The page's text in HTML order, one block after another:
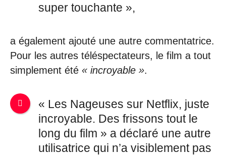
super touchante »,
a également ajouté une autre commentatrice.
Pour les autres téléspectateurs, le film a tout
simplement été « incroyable ».
« Les Nageuses sur Netflix, juste
incroyable. Des frissons tout le
long du film » a déclaré une autre
utilisatrice qui n’a visiblement pas